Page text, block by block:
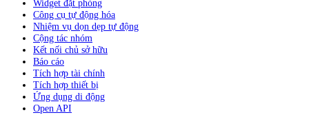
Widget đặt phòng
Công cụ tự động hóa
Nhiệm vụ dọn dẹp tự động
Cộng tác nhóm
Kết nối chủ sở hữu
Báo cáo
Tích hợp tài chính
Tích hợp thiết bị
Ứng dụng di động
Open API